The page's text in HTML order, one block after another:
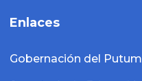
Enlaces
Gobernación del